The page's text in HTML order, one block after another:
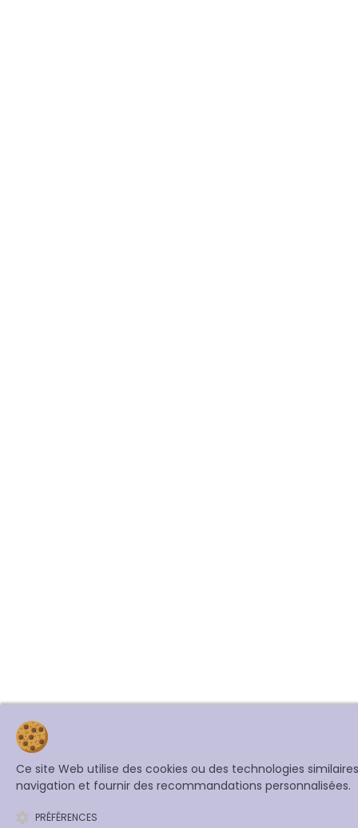
Ce site Web utilise des cookies ou des technologies
navigation et fournir des recommandations personnalisées.
PRÉFÉRENCES